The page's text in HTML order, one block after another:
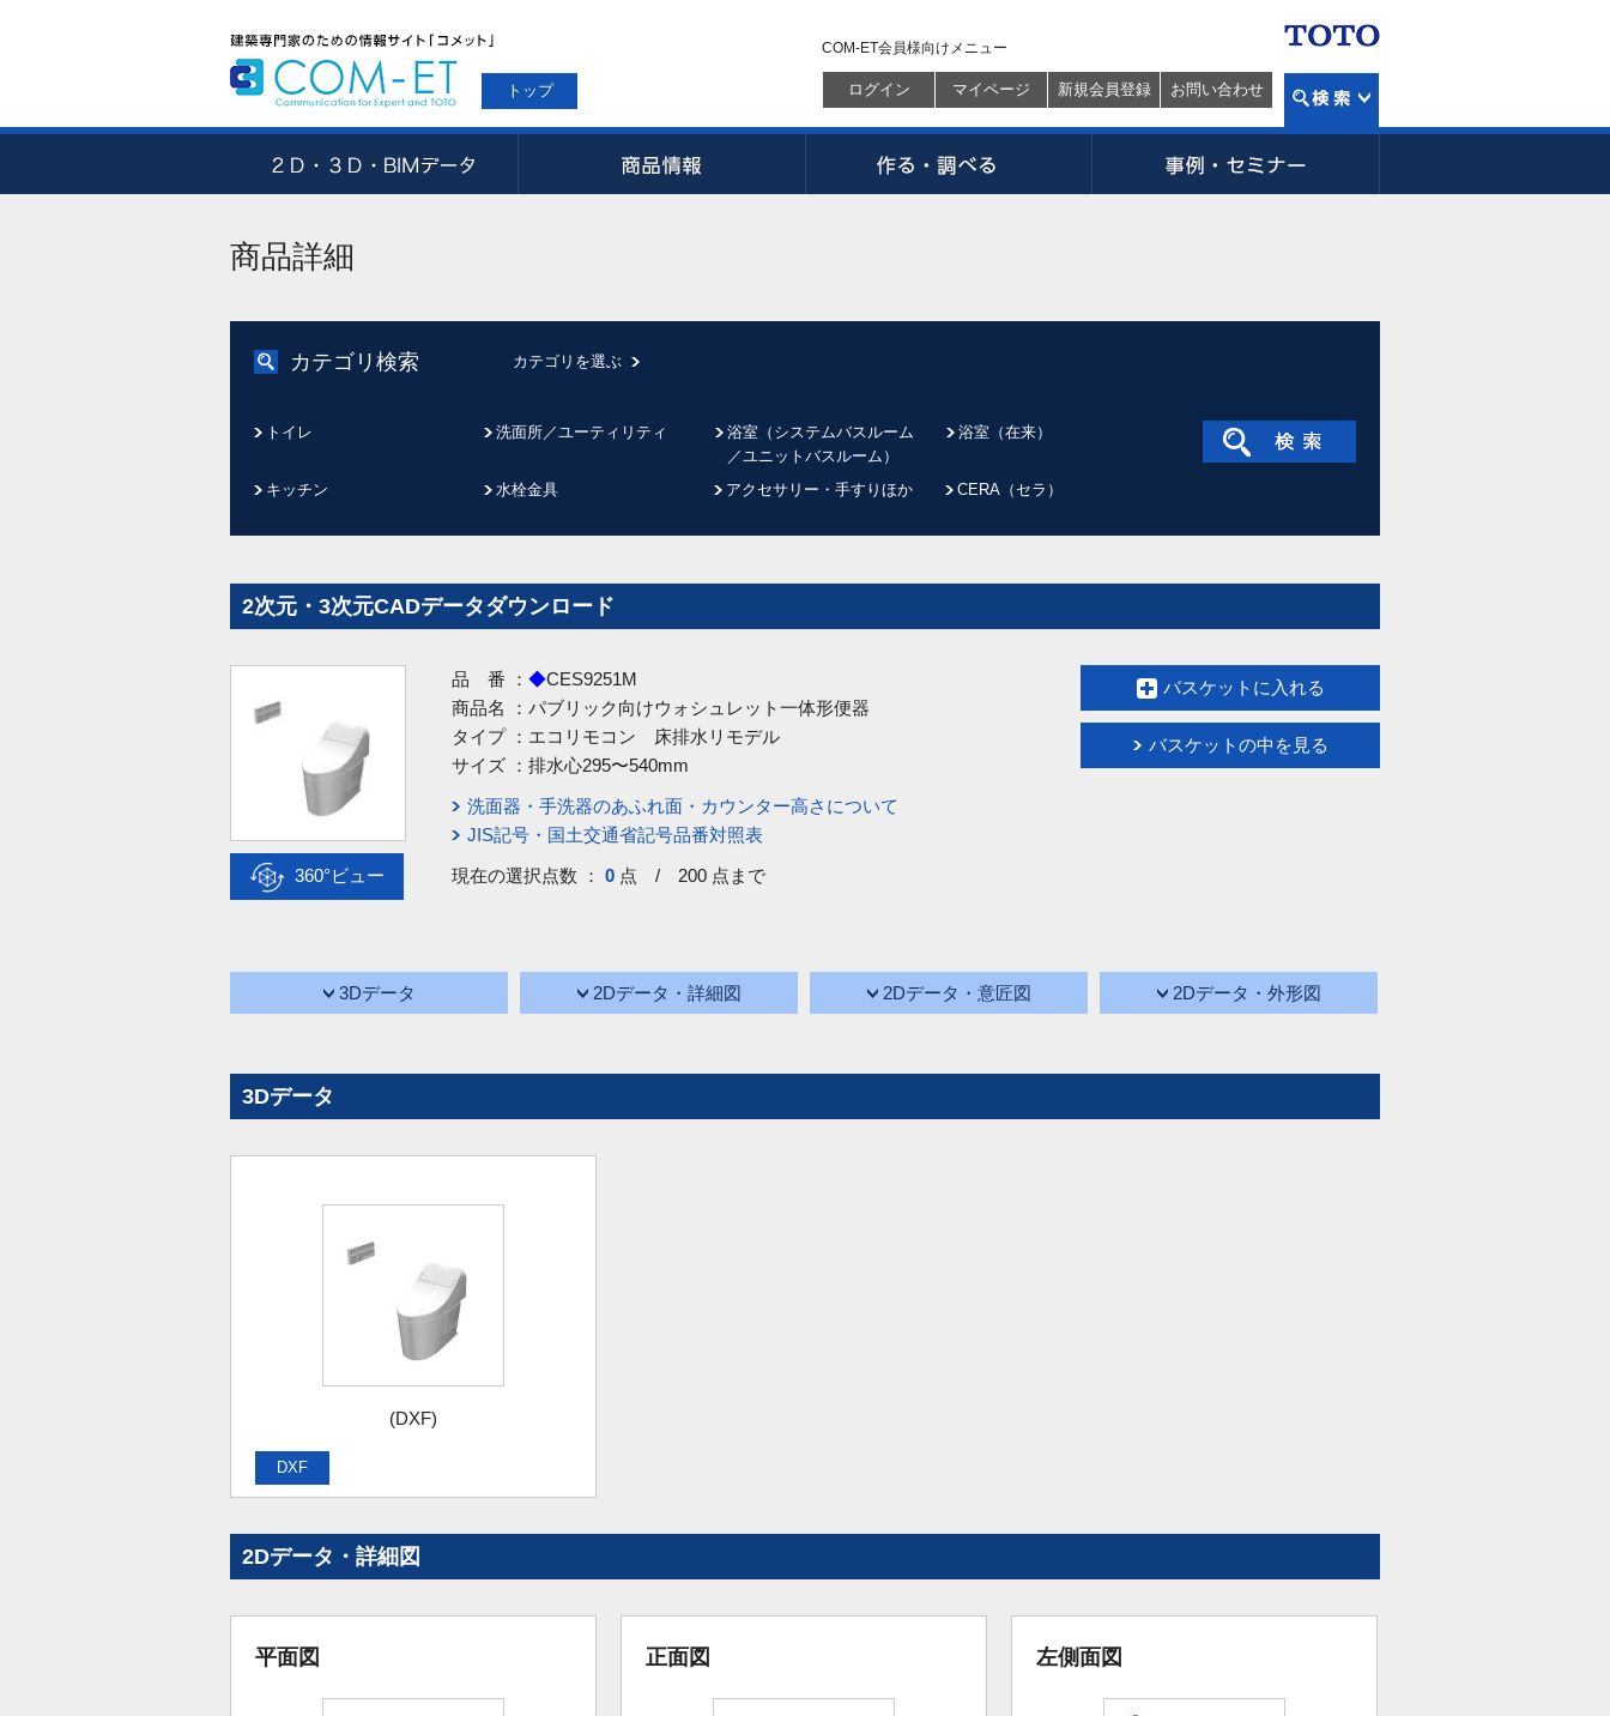
トップ
COM-ET会員様向けメニュー
ログイン マイページ 新規会員登録 お問い合わせ
商品詳細
カテゴリ検索 カテゴリを選ぶ
トイレ 洗面所／ユーティリティ
浴室（システムバスルーム
／ユニットバスルーム）
浴室（在来）
キッチン 水栓金具 アクセサリー・手すりほか CERA（セラ）
2次元・3次元CADデータダウンロード
360°ビュー
品 番 ： ◆CES9251M
商品名 ： パブリック向けウォシュレット一体形便器
タイプ ： エコリモコン 床排水リモデル
サイズ ： 排水心295〜540mm
洗面器・手洗器のあふれ面・カウンター高さについて
JIS記号・国土交通省記号品番対照表
現在の選択点数 ： 0 点 / 200 点まで
バスケットに入れる
バスケットの中を見る
3Dデータ 2Dデータ・詳細図 2Dデータ・意匠図 2Dデータ・外形図
3Dデータ
(DXF)
DXF
2Dデータ・詳細図
平面図 正面図 左側面図